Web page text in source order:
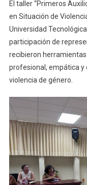
El taller “Primeros
en Situación de
Universidad
participación de
recibieron
profesional, empática y
violencia de género.